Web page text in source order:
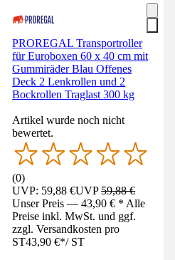
PROREGAL Transportroller
für Euroboxen 60 x 40 cm mit
Gummiräder Blau Offenes
Deck 2 Lenkrollen und 2
Bockrollen Traglast 300 kg
Artikel wurde noch nicht
bewertet.
(0)
UVP: 59,88 €UVP59,88 €
Unser Preis — 43,90 € * Alle
Preise inkl. MwSt. und ggf.
zzgl. Versandkosten pro
ST43,90 €*/ ST